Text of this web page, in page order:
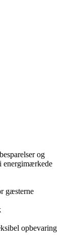
og
energimærkede
gæsterne
opbevaring